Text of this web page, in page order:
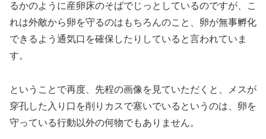
るかのように産卵床のそばでじっとしているのですが、こ
れは外敵から卵を守るのはもちろんのこと、卵が無事孵化
できるよう通気口を確保したりしていると言われていま
す。
ということで再度、先程の画像を見ていただくと、メスが
穿孔した入り口を削りカスで塞いでいるというのは、卵を
守っている行動以外の何物でもありません。